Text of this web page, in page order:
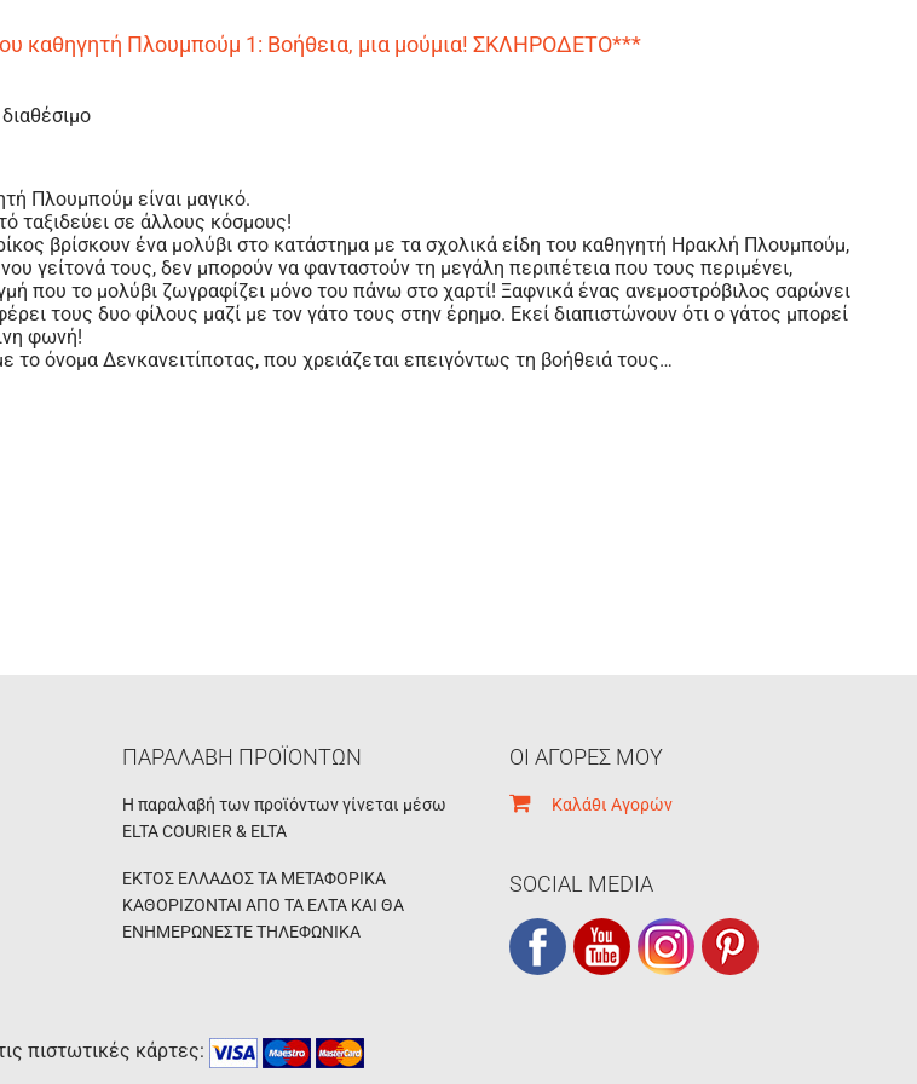
καθηγητή Πλουμπούμ 1: Βοήθεια, μια μούμια! ΣΚΛΗΡΟΔΕΤΟ***
Πλουµπούµ είναι µαγικό.
ταξιδεύει σε άλλους κόσµους!
βρίσκουν ένα μολύβι στο κατάστημα με τα σχολικά είδη του καθηγητή Ηρακλή Πλουμπούμ,
γείτονά τους, δεν μπορούν να φανταστούν τη μεγάλη περιπέτεια που τους περιμένει,
που το μολύβι ζωγραφίζει μόνο του πάνω στο χαρτί! Ξαφνικά ένας ανεμοστρόβιλος σαρώνει
τους δυο φίλους μαζί με τον γάτο τους στην έρημο. Εκεί διαπιστώνουν ότι ο γάτος μπορεί
φωνή!
το όνομα Δενκανειτίποτας, που χρειάζεται επειγόντως τη βοήθειά τους…
ΠΑΡΑΛΑΒΗ ΠΡΟΪΟΝΤΩΝ
Η παραλαβή των προϊόντων γίνεται μέσω
ELTA COURIER & ELTA
ΕΚΤΟΣ ΕΛΛΑΔΟΣ ΤΑ ΜΕΤΑΦΟΡΙΚΑ
ΚΑΘΟΡΙΖΟΝΤΑΙ ΑΠΟ ΤΑ ΕΛΤΑ ΚΑΙ ΘΑ
ΕΝΗΜΕΡΩΝΕΣΤΕ ΤΗΛΕΦΩΝΙΚΑ
ΟΙ ΑΓΟΡΕΣ ΜΟΥ
Καλάθι Αγορών
SOCIAL MEDIA
πιστωτικές κάρτες: